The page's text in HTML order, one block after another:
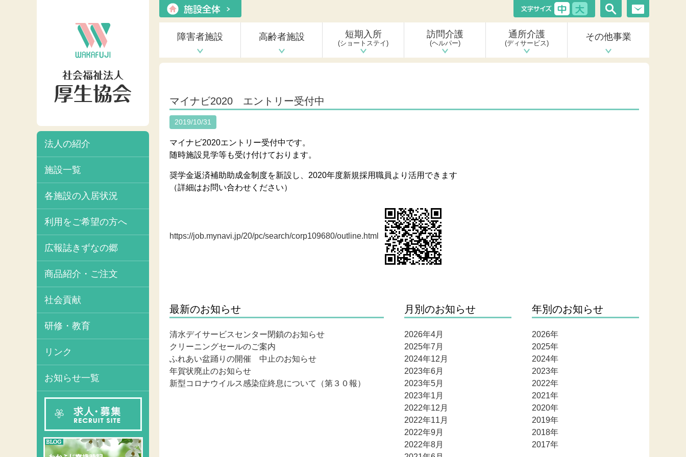
法人の紹介
施設一覧
各施設の入居状況
利用をご希望の方へ
広報誌きずなの郷
商品紹介・ご注文
社会貢献
研修・教育
リンク
お知らせ一覧
障害者施設 高齢者施設 短期入所
(ショートステイ)
訪問介護
(ヘルパー)
通所介護
(ディサービス)
その他事業
マイナビ2020 エントリー受付中
2019/10/31
マイナビ2020エントリー受付中です。
随時施設見学等も受け付けております。
奨学金返済補助助成金制度を新設し、2020年度新規採用職員より活用できます
（詳細はお問い合わせください）
https://job.mynavi.jp/20/pc/search/corp109680/outline.html
最新のお知らせ
清水デイサービスセンター閉鎖のお知らせ
クリーニングセールのご案内
ふれあい盆踊りの開催 中止のお知らせ
年賀状廃止のお知らせ
新型コロナウイルス感染症終息について（第３０報）
月別のお知らせ
2026年4月
2025年7月
2024年12月
2023年6月
2023年5月
2023年1月
2022年12月
2022年11月
2022年9月
2022年8月
年別のお知らせ
2026年
2025年
2024年
2023年
2022年
2021年
2020年
2019年
2018年
2017年